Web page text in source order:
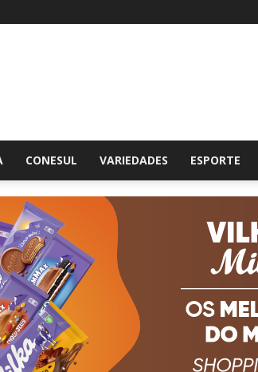
CONESUL VARIEDADES ESPORTE